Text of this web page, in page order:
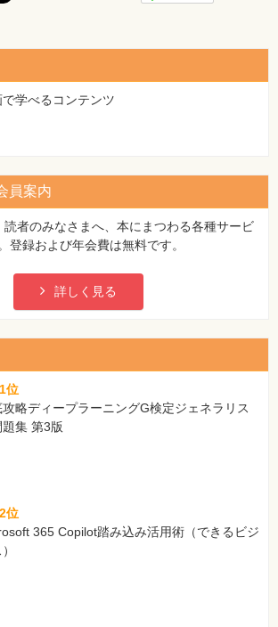
学べるコンテンツ
員案内
者のみなさまへ、本にまつわる各種サービ
登録および年会費は無料です。
詳しく見る
1位
略ディープラーニングG検定ジェネラリス
題集 第3版
2位
365 Copilot踏み込み活用術（できるビジ